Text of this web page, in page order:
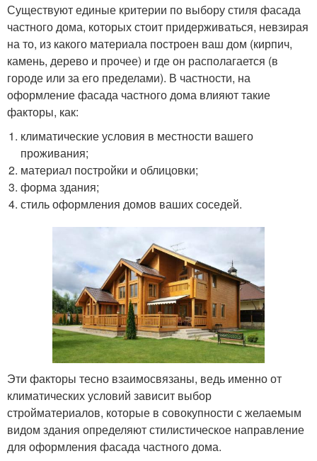
Существуют единые критерии по выбору стиля фасада
частного дома, которых стоит придерживаться, невзирая
на то, из какого материала построен ваш дом (кирпич,
камень, дерево и прочее) и где он располагается (в
городе или за его пределами). В частности, на
оформление фасада частного дома влияют такие
факторы, как:
климатические условия в местности вашего
проживания;
материал постройки и облицовки;
форма здания;
стиль оформления домов ваших соседей.
Эти факторы тесно взаимосвязаны, ведь именно от
климатических условий зависит выбор
стройматериалов, которые в совокупности с желаемым
видом здания определяют стилистическое направление
для оформления фасада частного дома.